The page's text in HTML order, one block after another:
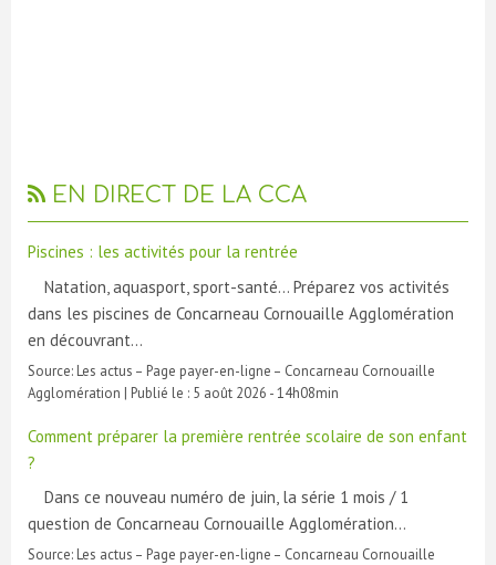
EN DIRECT DE LA CCA
Piscines : les activités pour la rentrée
Natation, aquasport, sport-santé… Préparez vos activités
dans les piscines de Concarneau Cornouaille Agglomération
en découvrant…
Source: Les actus – Page payer-en-ligne – Concarneau Cornouaille
Agglomération | Publié le : 5 août 2026 - 14h08min
Comment préparer la première rentrée scolaire de son enfant
?
Dans ce nouveau numéro de juin, la série 1 mois / 1
question de Concarneau Cornouaille Agglomération…
Source: Les actus – Page payer-en-ligne – Concarneau Cornouaille